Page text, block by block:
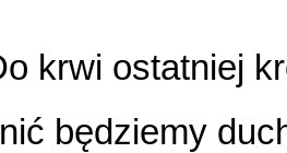
krwi ostatniej
będziemy